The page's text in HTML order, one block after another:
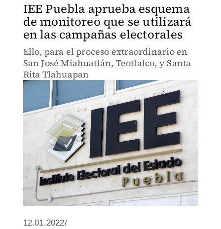
IEE Puebla aprueba esquema
de monitoreo que se utilizará
en las campañas electorales
Ello, para el proceso extraordinario en
San José Miahuatlán, Teotlalco, y Santa
Rita Tlahuapan
12.01.2022/